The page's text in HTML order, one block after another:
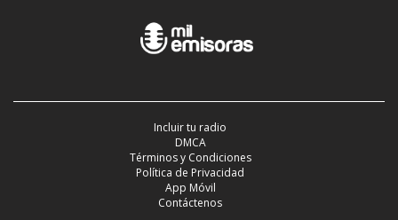
Incluir tu radio
DMCA
Términos y Condiciones
Política de Privacidad
App Móvil
Contáctenos